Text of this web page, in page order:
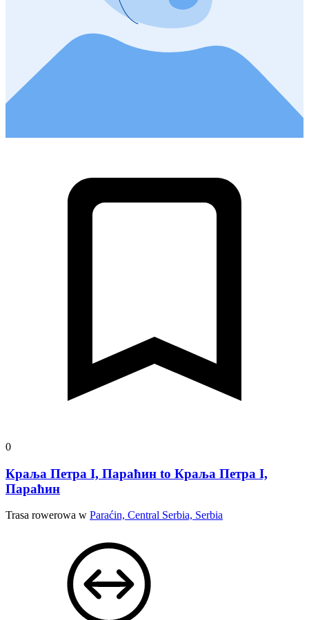
0
Краља Петра I, Параћин to Краља Петра I,
Параћин
Trasa rowerowa w Paraćin, Central Serbia, Serbia